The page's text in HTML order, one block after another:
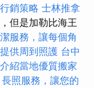
銷策略 士林推拿
但是加勒比海王
服務，讓每個角
供周到照護 台中
紹當地優質搬家
長照服務，讓您的